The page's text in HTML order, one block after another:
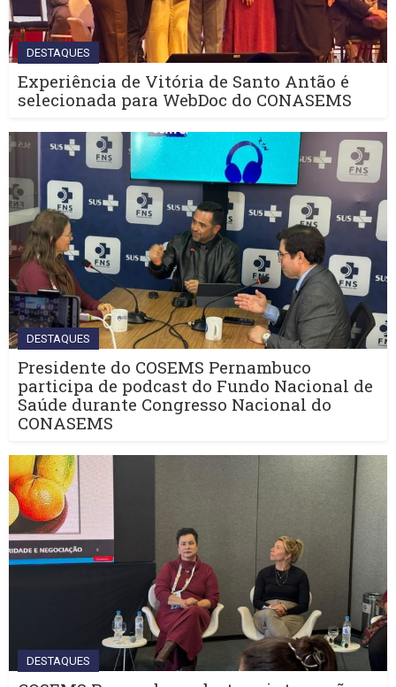
DESTAQUES
Experiência de Vitória de Santo Antão é
selecionada para WebDoc do CONASEMS
DESTAQUES
Presidente do COSEMS Pernambuco
participa de podcast do Fundo Nacional de
Saúde durante Congresso Nacional do
CONASEMS
DESTAQUES